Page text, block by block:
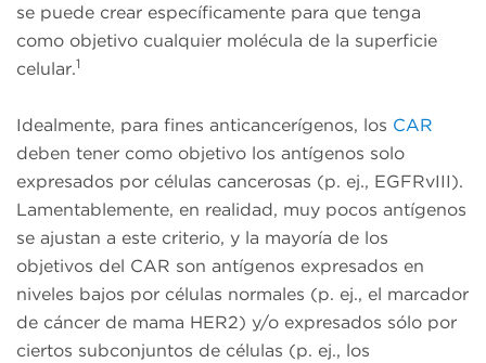
se puede crear específicamente para que tenga
como objetivo cualquier molécula de la superficie
celular.1
Idealmente, para fines anticancerígenos, los CAR
deben tener como objetivo los antígenos solo
expresados por células cancerosas (p. ej., EGFRvIII).
Lamentablemente, en realidad, muy pocos antígenos
se ajustan a este criterio, y la mayoría de los
objetivos del CAR son antígenos expresados en
niveles bajos por células normales (p. ej., el marcador
de cáncer de mama HER2) y/o expresados sólo por
ciertos subconjuntos de células (p. ej., los